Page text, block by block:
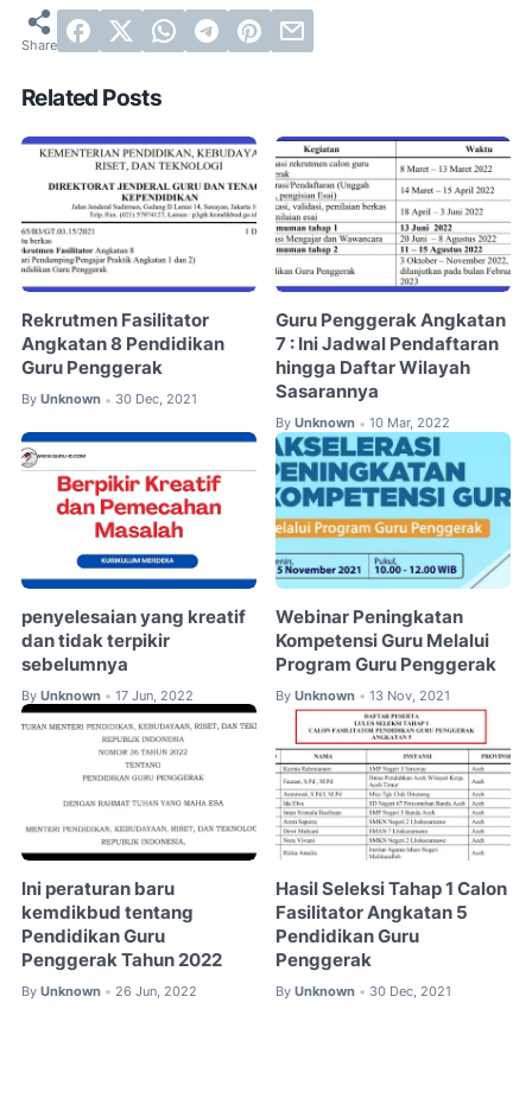
Related Posts
Rekrutmen Fasilitator
Angkatan 8 Pendidikan
Guru Penggerak
By Unknown • 30 Dec, 2021
Guru Penggerak Angkatan
7 : Ini Jadwal Pendaftaran
hingga Daftar Wilayah
Sasarannya
By Unknown • 10 Mar, 2022
penyelesaian yang kreatif
dan tidak terpikir
sebelumnya
By Unknown • 17 Jun, 2022
Webinar Peningkatan
Kompetensi Guru Melalui
Program Guru Penggerak
By Unknown • 13 Nov, 2021
Ini peraturan baru
kemdikbud tentang
Pendidikan Guru
Penggerak Tahun 2022
By Unknown • 26 Jun, 2022
Hasil Seleksi Tahap 1 Calon
Fasilitator Angkatan 5
Pendidikan Guru
Penggerak
By Unknown • 30 Dec, 2021